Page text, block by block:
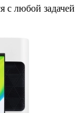
с любой задачей